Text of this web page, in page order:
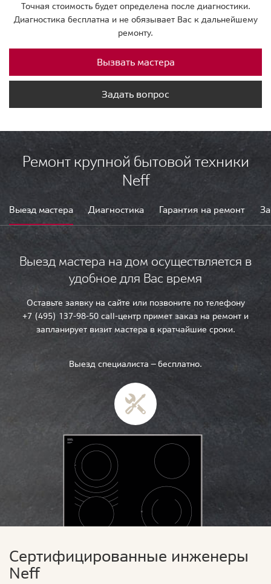
Точная стоимость будет определена после диагностики.
Диагностика бесплатна и не обязывает Вас к дальнейшему
ремонту.
Вызвать мастера
Задать вопрос
Ремонт крупной бытовой техники
Neff
Выезд мастера Диагностика Гарантия на ремонт
Выезд мастера на дом осуществляется в
удобное для Вас время
Оставьте заявку на сайте или позвоните по телефону
+7 (495) 137-98-50 call-центр примет заказ на ремонт и
запланирует визит мастера в кратчайшие сроки.
Выезд специалиста — бесплатно.
Сертифицированные инженеры
Neff